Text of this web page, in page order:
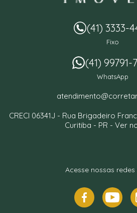
(41) 3333-
Fixo
(41) 99791-
WhatsApp
CRECI 06341J - Rua Brigadeiro
Curitiba - PR - Ver
Acesse nossas redes